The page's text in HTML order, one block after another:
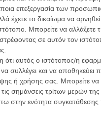
επεξεργασία των
έχετε το δικαίωμα να
Μπορείτε να
σε αυτόν τον
αυτός ο ιστότοπος/η
συλλέγει και να
ή χρήσης σας. Μπορείτε να
σημάνσεις τρίτων μερών
στην ενότητα συγκατάθεσης
Μονρό δηλώνει ότι η σταρ
του 1962. Ο Δρ. Σ. Ντέιβιντ
και απόφοιτος
Υπάρχει κάτι σ' αυτή την
τέλος στη ζωή του.
συχνά επιδίδονται σε
να βγουν για ψώνια. Αλλά
Ξέρουν ότι είναι οι
ένα μόνο πράγμα και
Μία